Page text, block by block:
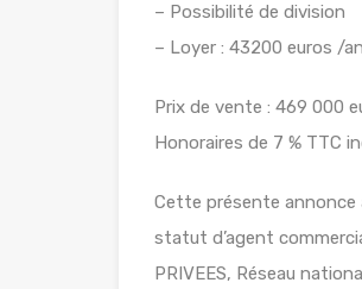
– Possibilité de division
– Loyer : 43200 euros /
Prix de vente : 469 000
Honoraires de 7 % TTC
Cette présente annonce
statut d’agent
PRIVEES, Réseau